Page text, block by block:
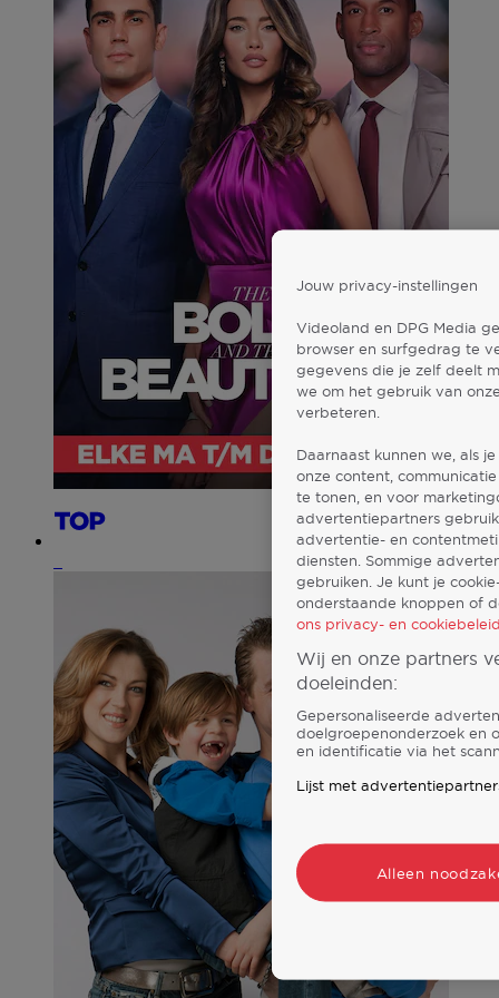
Jouw privacy-instellingen
Videoland en DPG Media
browser en surfgedrag te
gegevens die je zelf deelt
we om het gebruik van
verbeteren.
Daarnaast kunnen we, als
onze content,
te tonen, en voor
advertentiepartners
advertentie- en
diensten. Sommige
gebruiken. Je kunt je
onderstaande knoppen of
ons privacy- en
Wij en onze partners
doeleinden:
Gepersonaliseerde
doelgroepenonderzoek en
en identificatie via het
Lijst met
Alleen